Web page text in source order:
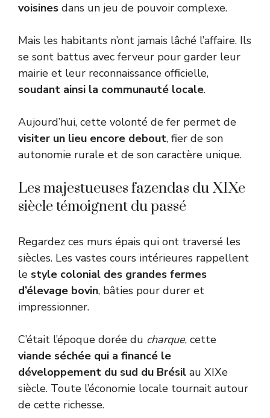
voisines dans un jeu de pouvoir complexe.
Mais les habitants n’ont jamais lâché l’affaire. Ils
se sont battus avec ferveur pour garder leur
mairie et leur reconnaissance officielle,
soudant ainsi la communauté locale.
Aujourd’hui, cette volonté de fer permet de
visiter un lieu encore debout, fier de son
autonomie rurale et de son caractère unique.
Les majestueuses fazendas du XIXe
siècle témoignent du passé
Regardez ces murs épais qui ont traversé les
siècles. Les vastes cours intérieures rappellent
le style colonial des grandes fermes
d’élevage bovin, bâties pour durer et
impressionner.
C’était l’époque dorée du charque, cette
viande séchée qui a financé le
développement du sud du Brésil au XIXe
siècle. Toute l’économie locale tournait autour
de cette richesse.